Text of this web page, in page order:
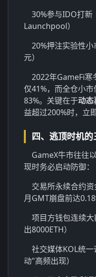
30%参与IDO打
Launchpool）
20%押注实验性
元）
2022年GameFi寒
仅41%，而全仓小
83%。关键在于动态
益超过200%时，立
四、逃顶时机
GameX牛市往往
现时务必启动防御：
交易所永续合约
月GMT崩盘前达
项目方钱包连续
出8000ETH）
社交媒体KOL统
动"高频出现）